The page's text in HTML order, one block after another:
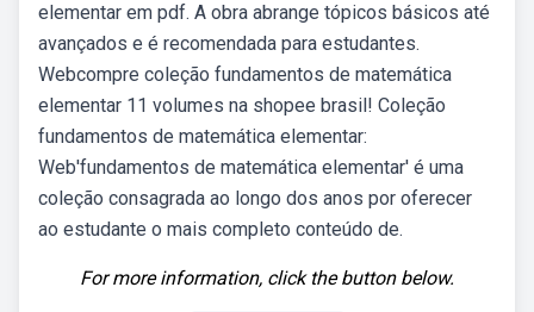
elementar em pdf. A obra abrange tópicos básicos até
avançados e é recomendada para estudantes.
Webcompre coleção fundamentos de matemática
elementar 11 volumes na shopee brasil! Coleção
fundamentos de matemática elementar:
Web'fundamentos de matemática elementar' é uma
coleção consagrada ao longo dos anos por oferecer
ao estudante o mais completo conteúdo de.
For more information, click the button below.